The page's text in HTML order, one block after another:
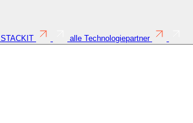
STACKIT
alle Technologiepartner